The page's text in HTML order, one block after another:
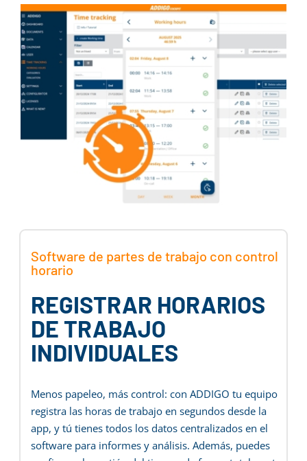
Software de partes de trabajo con control
horario
REGISTRAR HORARIOS
DE TRABAJO
INDIVIDUALES
Menos papeleo, más control: con ADDIGO tu equipo
registra las horas de trabajo en segundos desde la
app, y tú tienes todos los datos centralizados en el
software para informes y análisis. Además, puedes